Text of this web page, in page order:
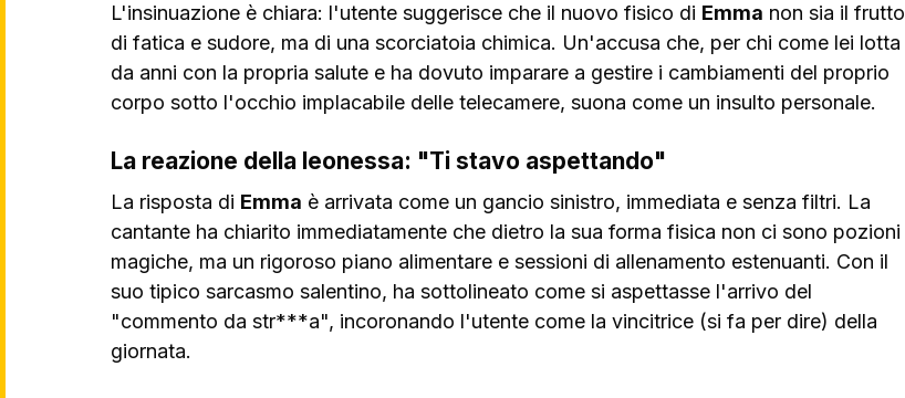
L'insinuazione è chiara: l'utente suggerisce che il nuovo fisico di Emma non sia il frutto
di fatica e sudore, ma di una scorciatoia chimica. Un'accusa che, per chi come lei lotta
da anni con la propria salute e ha dovuto imparare a gestire i cambiamenti del proprio
corpo sotto l'occhio implacabile delle telecamere, suona come un insulto personale.
La reazione della leonessa: "Ti stavo aspettando"
La risposta di Emma è arrivata come un gancio sinistro, immediata e senza filtri. La
cantante ha chiarito immediatamente che dietro la sua forma fisica non ci sono pozioni
magiche, ma un rigoroso piano alimentare e sessioni di allenamento estenuanti. Con il
suo tipico sarcasmo salentino, ha sottolineato come si aspettasse l'arrivo del
"commento da str***a", incoronando l'utente come la vincitrice (si fa per dire) della
giornata.